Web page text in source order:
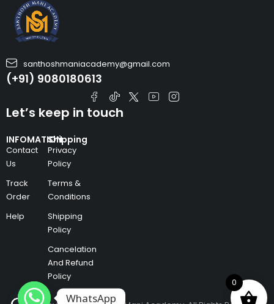
santhoshmaniacademy@gmail.com
(+91) 9080180613
INFOMATION
Contact
Us
Track
Order
Help
Shipping
Privacy
Policy
Terms &
Conditions
Shipping
Policy
Cancelation
And Refund
Policy
Let’s keep in touch
0
WhatsApp